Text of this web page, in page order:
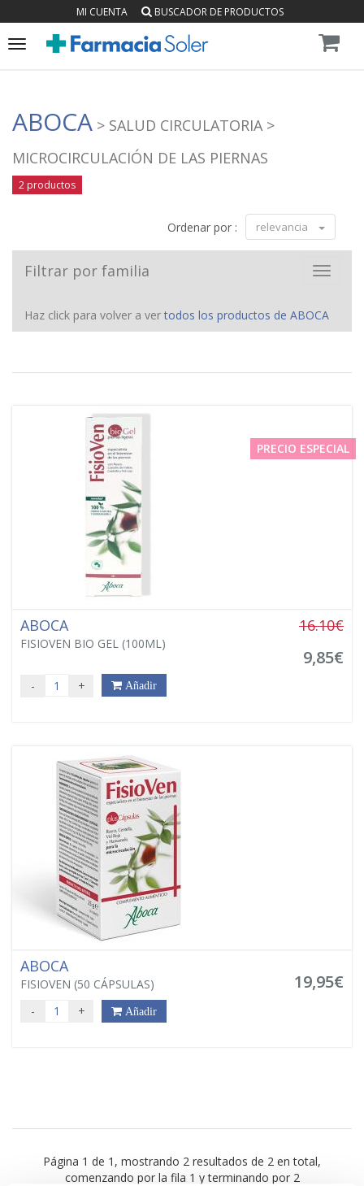
MI CUENTA BUSCADOR DE PRODUCTOS
Toggle
ABOCA > SALUD CIRCULATORIA >
MICROCIRCULACIÓN DE LAS PIERNAS
2 productos
Ordenar por : relevancia
Toggle
Filtrar por familia
Haz click para volver a vertodos los productos de ABOCA
PRECIO ESPECIAL
ABOCA
FISIOVEN BIO GEL (100ML)
16.10€
9,85€
- + Añadir
ABOCA
FISIOVEN (50 CÁPSULAS) 19,95€
- + Añadir
Página 1 de 1, mostrando 2 resultados de 2 en total,
comenzando por la fila 1 y terminando por 2